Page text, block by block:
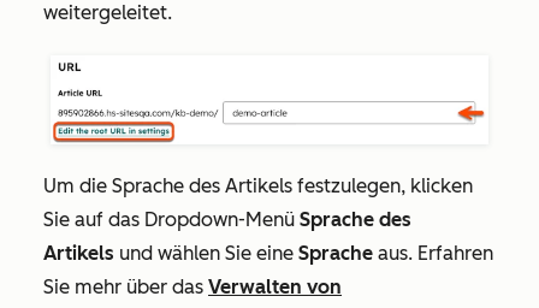
weitergeleitet.
Um die Sprache des Artikels festzulegen, klicken
Sie auf das Dropdown-Menü Sprache des
Artikels und wählen Sie eine Sprache aus. Erfahren
Sie mehr über das Verwalten von